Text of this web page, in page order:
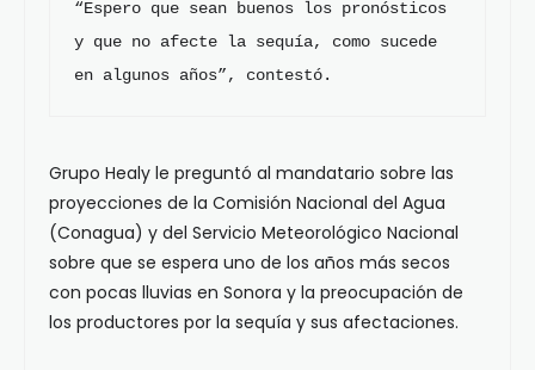
“Espero que sean buenos los pronósticos
y que no afecte la sequía, como sucede
en algunos años”, contestó.
Grupo Healy le preguntó al mandatario sobre las
proyecciones de la Comisión Nacional del Agua
(Conagua) y del Servicio Meteorológico Nacional
sobre que se espera uno de los años más secos
con pocas lluvias en Sonora y la preocupación de
los productores por la sequía y sus afectaciones.